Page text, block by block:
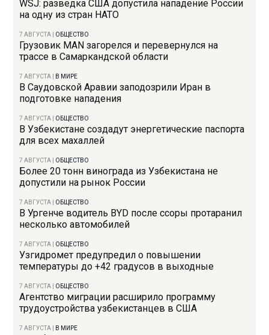
WSJ: разведка США допустила нападение России
на одну из стран НАТО
7 АВГУСТА ОБЩЕСТВО
Грузовик MAN загорелся и перевернулся на
трассе в Самаркандской области
7 АВГУСТА В МИРЕ
В Саудовской Аравии заподозрили Иран в
подготовке нападения
7 АВГУСТА ОБЩЕСТВО
В Узбекистане создадут энергетические паспорта
для всех махаллей
7 АВГУСТА ОБЩЕСТВО
Более 20 тонн винограда из Узбекистана не
допустили на рынок России
7 АВГУСТА ОБЩЕСТВО
В Ургенче водитель BYD после ссоры протаранил
несколько автомобилей
7 АВГУСТА ОБЩЕСТВО
Узгидромет предупредил о повышении
температуры до +42 градусов в выходные
7 АВГУСТА ОБЩЕСТВО
Агентство миграции расширило программу
трудоустройства узбекистанцев в США
7 АВГУСТА В МИРЕ